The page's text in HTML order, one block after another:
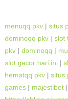
menuqq pkv | situs
dominoqq pkv | slot
pkv | dominoqq |
slot gacor hari ini |
hematqq pkv | situs
games | majestibet |